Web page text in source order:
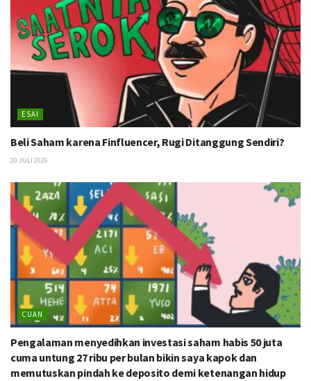
ESAI
Beli Saham karena Finfluencer, Rugi Ditanggung Sendiri?
20 JULI 2026
CUAN
Pengalaman menyedihkan investasi saham habis 50 juta
cuma untung 27 ribu per bulan bikin saya kapok dan
memutuskan pindah ke deposito demi ketenangan hidup